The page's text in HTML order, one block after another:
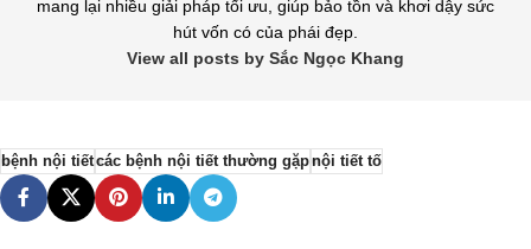
mang lại nhiều giải pháp tối ưu, giúp bảo tồn và khơi dậy sức
hút vốn có của phái đẹp.
View all posts by Sắc Ngọc Khang
bệnh nội tiếtcác bệnh nội tiết thường gặpnội tiết tố